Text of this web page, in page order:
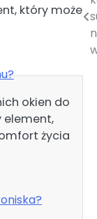
który może
okien do
element,
życia